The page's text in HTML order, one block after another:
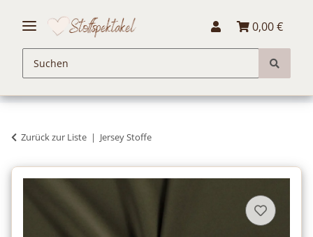
0,00 €
Zurück zur Liste Jersey Stoffe